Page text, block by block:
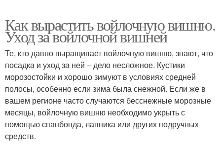
Как вырастить войлочную вишню.
Уход за войлочной вишней
Те, кто давно выращивает войлочную вишню, знают, что
посадка и уход за ней – дело несложное. Кустики
морозостойки и хорошо зимуют в условиях средней
полосы, особенно если зима была снежной. Если же в
вашем регионе часто случаются бесснежные морозные
месяцы, войлочную вишню необходимо укрыть с
помощью спанбонда, лапника или других подручных
средств.